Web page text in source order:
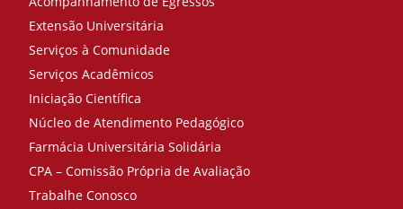
Extensão Universitária
Serviços à Comunidade
Serviços Acadêmicos
Iniciação Científica
Núcleo de Atendimento Pedagógico
Farmácia Universitária Solidária
CPA – Comissão Própria de Avaliação
Trabalhe Conosco